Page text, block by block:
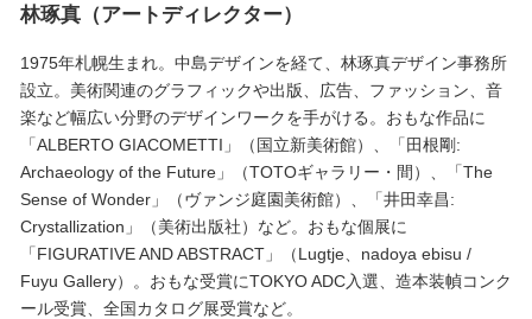
林琢真（アートディレクター）
1975年札幌生まれ。中島デザインを経て、林琢真デザイン事務所
設立。美術関連のグラフィックや出版、広告、ファッション、音
楽など幅広い分野のデザインワークを手がける。おもな作品に
「ALBERTO GIACOMETTI」（国立新美術館）、「田根剛:
Archaeology of the Future」（TOTOギャラリー・間）、「The
Sense of Wonder」（ヴァンジ庭園美術館）、「井田幸昌:
Crystallization」（美術出版社）など。おもな個展に
「FIGURATIVE AND ABSTRACT」（Lugtje、nadoya ebisu /
Fuyu Gallery）。おもな受賞にTOKYO ADC入選、造本装幀コンク
ール受賞、全国カタログ展受賞など。